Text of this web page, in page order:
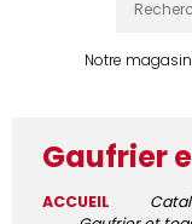
Notre magasin
Gaufrier
ACCUEIL